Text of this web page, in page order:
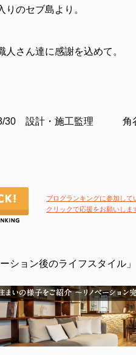
りのセブ島より。
人さん達に感謝を込めて。
30 設計・施工監理 角谷
ブログランキングに参加して
クリックで応援をお願いしま
ーション後のライフスタイル